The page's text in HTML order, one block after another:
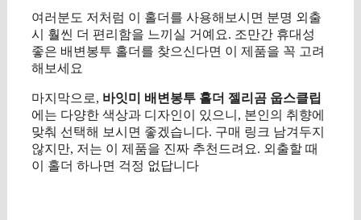
여러분도 저처럼 이 홀더를 사용해보시면 분명 외출
시 훨씬 더 편리함을 느끼실 거예요. 조만간 휴대성
좋은 배변봉투 홀더를 찾으신다면 이 제품을 꼭 고려
해보세요
마지막으로, 바잇미 배변봉투 홀더 젤리곰 웁스클립
에는 다양한 색상과 디자인이 있으니, 본인의 취향에
맞춰 선택해 보시면 좋겠습니다. 구매 링크 남겨두지
않지만, 저는 이 제품을 진짜 추천드려요. 외출할 때
이 홀더 하나면 걱정 없답니다